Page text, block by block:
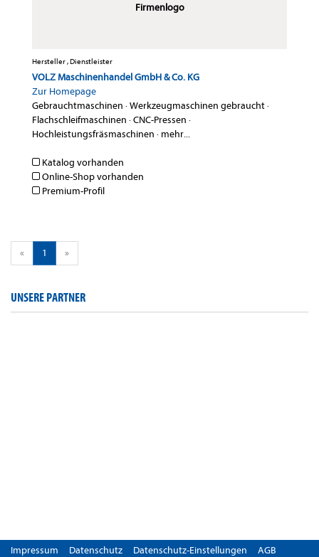
Firmenlogo
Hersteller , Dienstleister
VOLZ Maschinenhandel GmbH & Co. KG
Zur Homepage
Gebrauchtmaschinen ·Werkzeugmaschinen gebraucht·
Flachschleifmaschinen ·CNC-Pressen ·
Hochleistungsfräsmaschinen · mehr...
Katalog vorhanden
Online-Shop vorhanden
Premium-Profil
« 1 »
UNSERE PARTNER
Impressum Datenschutz Datenschutz-Einstellungen AGB